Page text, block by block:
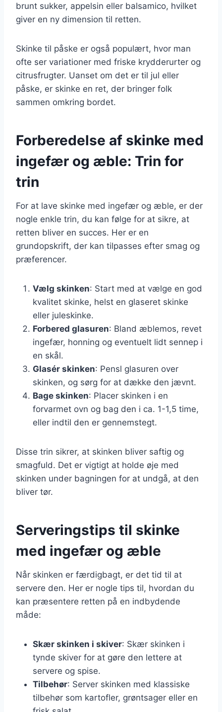
brunt sukker, appelsin eller balsamico, hvilket
giver en ny dimension til retten.
Skinke til påske er også populært, hvor man
ofte ser variationer med friske krydderurter og
citrusfrugter. Uanset om det er til jul eller
påske, er skinke en ret, der bringer folk
sammen omkring bordet.
Forberedelse af skinke med
ingefær og æble: Trin for
trin
For at lave skinke med ingefær og æble, er der
nogle enkle trin, du kan følge for at sikre, at
retten bliver en succes. Her er en
grundopskrift, der kan tilpasses efter smag og
præferencer.
Vælg skinken: Start med at vælge en god
kvalitet skinke, helst en glaseret skinke
eller juleskinke.
Forbered glasuren: Bland æblemos, revet
ingefær, honning og eventuelt lidt sennep i
en skål.
Glasér skinken: Pensl glasuren over
skinken, og sørg for at dække den jævnt.
Bage skinken: Placer skinken i en
forvarmet ovn og bag den i ca. 1-1,5 time,
eller indtil den er gennemstegt.
Disse trin sikrer, at skinken bliver saftig og
smagfuld. Det er vigtigt at holde øje med
skinken under bagningen for at undgå, at den
bliver tør.
Serveringstips til skinke
med ingefær og æble
Når skinken er færdigbagt, er det tid til at
servere den. Her er nogle tips til, hvordan du
kan præsentere retten på en indbydende
måde:
Skær skinken i skiver: Skær skinken i
tynde skiver for at gøre den lettere at
servere og spise.
Tilbehør: Server skinken med klassiske
tilbehør som kartofler, grøntsager eller en